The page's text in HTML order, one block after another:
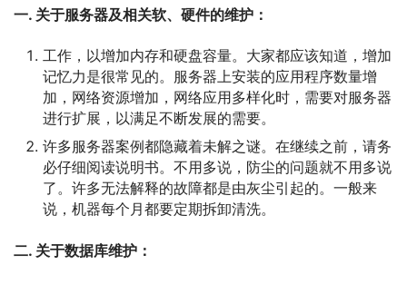
一. 关于服务器及相关软、硬件的维护：
工作，以增加内存和硬盘容量。大家都应该知道，增加
记忆力是很常见的。服务器上安装的应用程序数量增
加，网络资源增加，网络应用多样化时，需要对服务器
进行扩展，以满足不断发展的需要。
许多服务器案例都隐藏着未解之谜。在继续之前，请务
必仔细阅读说明书。不用多说，防尘的问题就不用多说
了。许多无法解释的故障都是由灰尘引起的。一般来
说，机器每个月都要定期拆卸清洗。
二. 关于数据库维护：